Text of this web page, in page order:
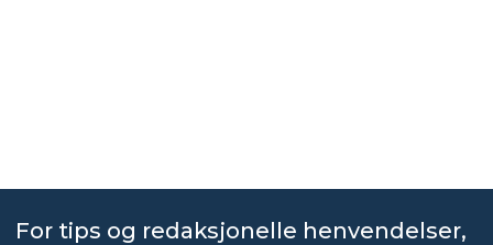
For tips og redaksjonelle henvendelser,